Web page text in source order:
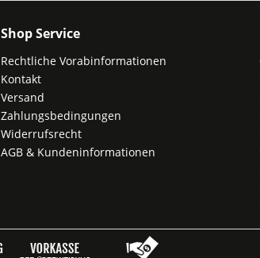
Shop Service
Rechtliche Vorabinformationen
Kontakt
Versand
Zahlungsbedingungen
Widerrufsrecht
AGB & Kundeninformationen